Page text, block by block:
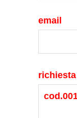
email
richiesta